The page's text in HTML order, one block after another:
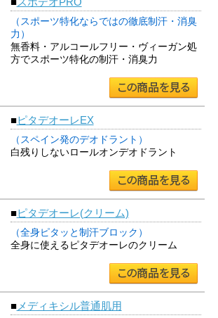
（スポーツ特化ならではの徹底制汗・消臭
力）
無香料・アルコールフリー・ヴィーガン処
方でスポーツ特化の制汗・消臭力
■ピタデオーレEX
（スペイン発のデオドラント）
白残りしないロールオンデオドラント
■ピタデオーレ(クリーム)
（全身ピタッと制汗ブロック）
全身に使えるピタデオーレのクリーム
■メディキシル普通肌用